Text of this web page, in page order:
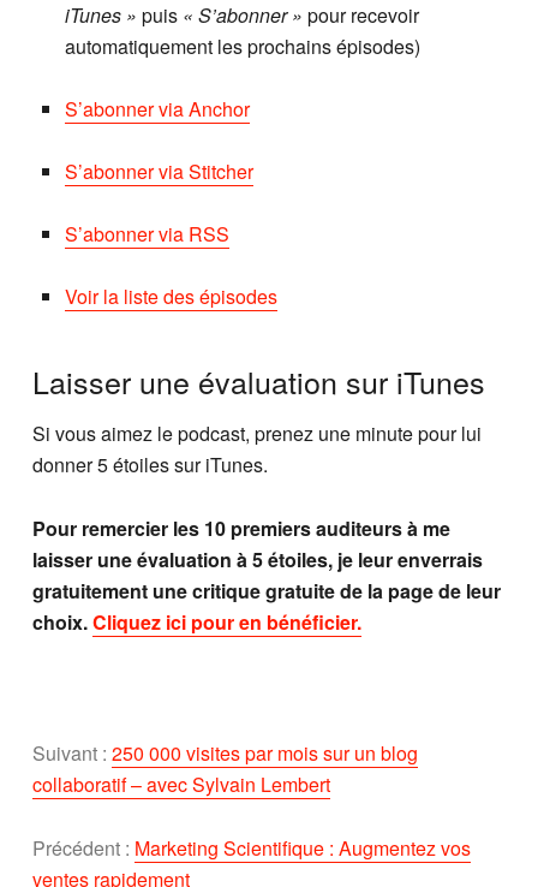
iTunes » puis « S’abonner » pour recevoir
automatiquement les prochains épisodes)
S’abonner via Anchor
S’abonner via Stitcher
S’abonner via RSS
Voir la liste des épisodes
Laisser une évaluation sur iTunes
Si vous aimez le podcast, prenez une minute pour lui
donner 5 étoiles sur iTunes.
Pour remercier les 10 premiers auditeurs à me
laisser une évaluation à 5 étoiles, je leur enverrais
gratuitement une critique gratuite de la page de leur
choix.Cliquez ici pour en bénéficier.
Suivant : 250 000 visites par mois sur un blog
collaboratif – avec Sylvain Lembert
Précédent : Marketing Scientifique : Augmentez vos
ventes rapidement